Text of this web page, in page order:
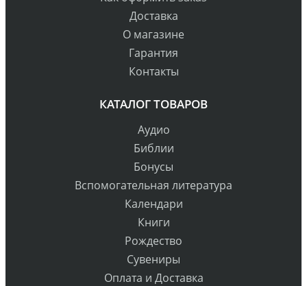
Доставка
О магазине
Гарантия
Контакты
КАТАЛОГ ТОВАРОВ
Аудио
Библии
Бонусы
Вспомогательная литература
Календари
Книги
Рождество
Сувениры
Оплата и Доставка